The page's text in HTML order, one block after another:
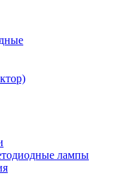
лампы